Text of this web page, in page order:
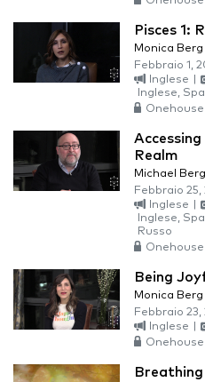
Pisces 1:
Monica Berg
Febbraio 1,
Inglese
Inglese,
Realm
Michael Berg
Febbraio 25,
Inglese
Inglese,
Russo
Being
Monica Berg
Febbraio 23,
Inglese